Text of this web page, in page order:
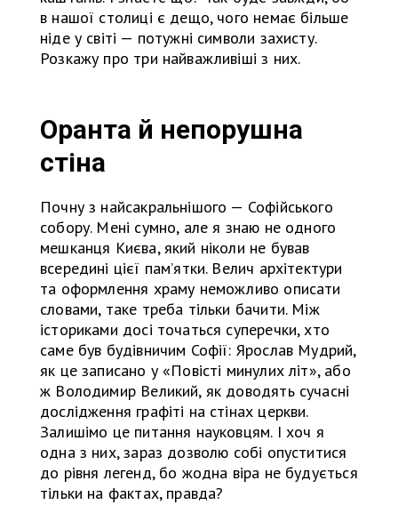
в нашої столиці є дещо, чого немає більше
ніде у світі — потужні символи захисту.
Розкажу про три найважливіші з них.
Оранта й непорушна
стіна
Почну з найсакральнішого — Софійського
собору. Мені сумно, але я знаю не одного
мешканця Києва, який ніколи не бував
всередині цієї пам’ятки. Велич архітектури
та оформлення храму неможливо описати
словами, таке треба тільки бачити. Між
істориками досі точаться суперечки, хто
саме був будівничим Софії: Ярослав Мудрий,
як це записано у «Повісті минулих літ», або
ж Володимир Великий, як доводять сучасні
дослідження графіті на стінах церкви.
Залишімо це питання науковцям. І хоч я
одна з них, зараз дозволю собі опуститися
до рівня легенд, бо жодна віра не будується
тільки на фактах, правда?